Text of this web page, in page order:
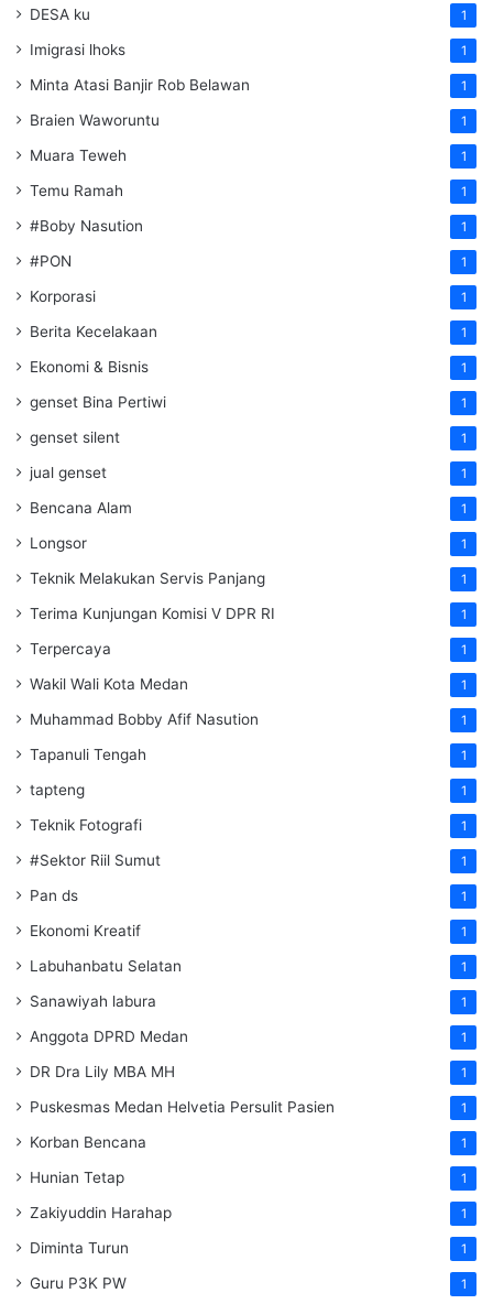
DESA ku 1
Imigrasi lhoks 1
Minta Atasi Banjir Rob Belawan 1
Braien Waworuntu 1
Muara Teweh 1
Temu Ramah 1
#Boby Nasution 1
#PON 1
Korporasi 1
Berita Kecelakaan 1
Ekonomi & Bisnis 1
genset Bina Pertiwi 1
genset silent 1
jual genset 1
Bencana Alam 1
Longsor 1
Teknik Melakukan Servis Panjang 1
Terima Kunjungan Komisi V DPR RI 1
Terpercaya 1
Wakil Wali Kota Medan 1
Muhammad Bobby Afif Nasution 1
Tapanuli Tengah 1
tapteng 1
Teknik Fotografi 1
#Sektor Riil Sumut 1
Pan ds 1
Ekonomi Kreatif 1
Labuhanbatu Selatan 1
Sanawiyah labura 1
Anggota DPRD Medan 1
DR Dra Lily MBA MH 1
Puskesmas Medan Helvetia Persulit Pasien 1
Korban Bencana 1
Hunian Tetap 1
Zakiyuddin Harahap 1
Diminta Turun 1
Guru P3K PW 1